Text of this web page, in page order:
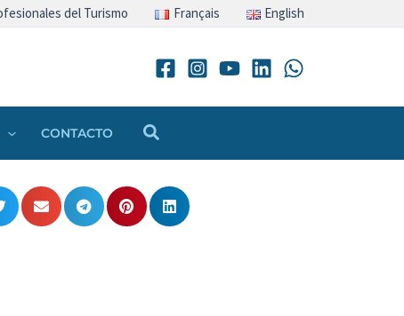
del Turismo Français English
CONTACTO Buscar